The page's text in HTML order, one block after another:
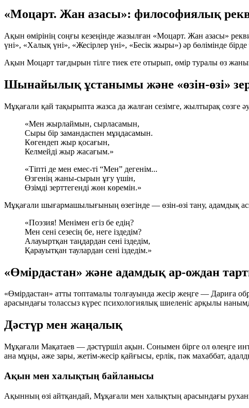
«Моцарт. Жан азасы»: философиялық
Ақын өмірінің соңғы кезеңінде жазылған «Моцарт. Жан азасы»
үні», «Халық үні», «Жесірлер үні», «Бесік жыры») әр бөлімінде
Ақын Моцарт тағдырын тілге тиек ете отырып, өмір туралы өз
Шынайылық ұстанымы және «өзін-өзі»
Мұқағали қай тақырыпта жазса да жалған сезімге, жылтырақ
«Мен жырлаймын, сырласамын,
Сыры бір замандаспен мұңдасамын.
Көгендеп жыр қосағын,
Келмейді жыр жасағым.»
«Тіпті де мен емес-ті “Мен” дегенім...
Өзгенің жаны-сырын ұғу үшін,
Өзімді зерттегенді жөн көремін.»
Мұқағали шығармашылығының өзегінде — өзін-өзі тану, адамдық
«Поэзия! Менімен егіз бе едің?
Мен сені сезесің бе, неге іздедім?
Алауыртқан таңдардан сені іздедім,
Қарауытқан таулардан сені іздедім.»
«Өмірдастан» және адамдық ар-ождан
«Өмірдастан» атты топтамалы толғауында жесір жеңге — Дариға
арасындағы толассыз күрес психологиялық шиеленіс арқылы
Дәстүр мен жаңалық
Мұқағали Мақатаев — дәстүршіл ақын. Сонымен бірге ол өлеңге
ана мұңы, әже зары, жетім-жесір қайғысы, ерлік, пәк махаббат,
Ақын мен халықтың байланысы
Ақынның өзі айтқандай, Мұқағали мен халықтың арасындағы